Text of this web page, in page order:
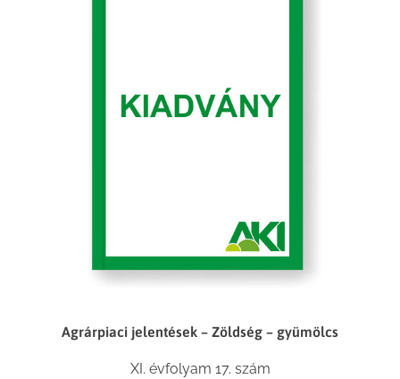
Agrárpiaci jelentések – Zöldség – gyümölcs
XI. évfolyam 17. szám